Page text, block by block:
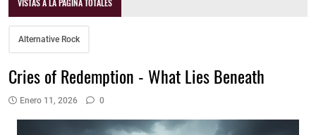
VISTAS A LA PÁGINA TOTALES
Alternative Rock
Cries of Redemption - What Lies Beneath
Enero 11, 2026 0